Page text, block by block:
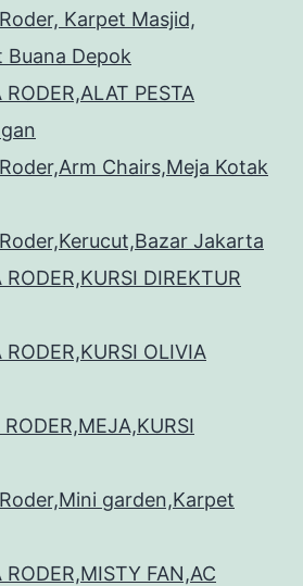
Karpet Masjid,
Buana Depok
PESTA
Chairs,Meja Kotak
Jakarta
DIREKTUR
OLIVIA
garden,Karpet
FAN,AC